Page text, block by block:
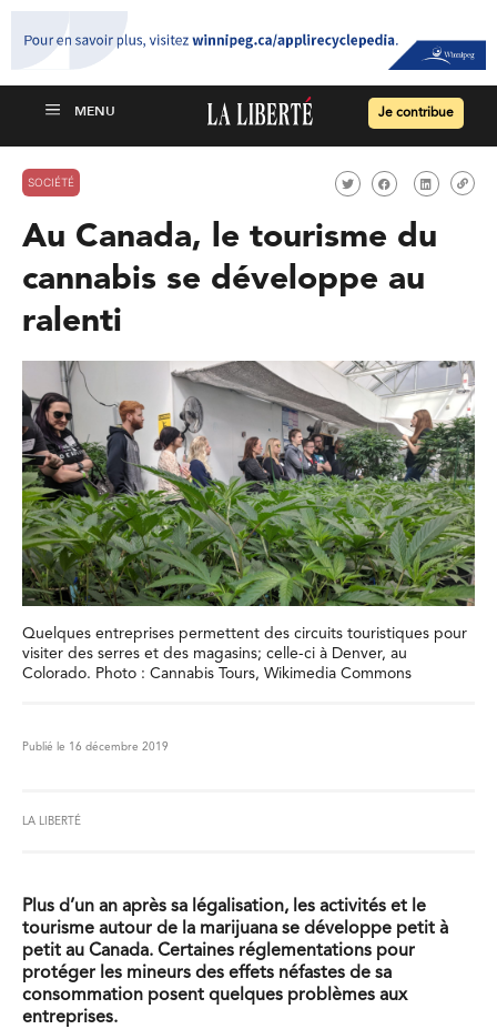
Je contribue
SOCIÉTÉ
Au Canada, le tourisme du
cannabis se développe au
ralenti
Quelques entreprises permettent des circuits touristiques pour
visiter des serres et des magasins; celle-ci à Denver, au
Colorado. Photo : Cannabis Tours, Wikimedia Commons
Publié le 16 décembre 2019
LA LIBERTÉ
Plus d’un an après sa légalisation, les activités et le
tourisme autour de la marijuana se développe petit à
petit au Canada. Certaines réglementations pour
protéger les mineurs des effets néfastes de sa
consommation posent quelques problèmes aux
entreprises.